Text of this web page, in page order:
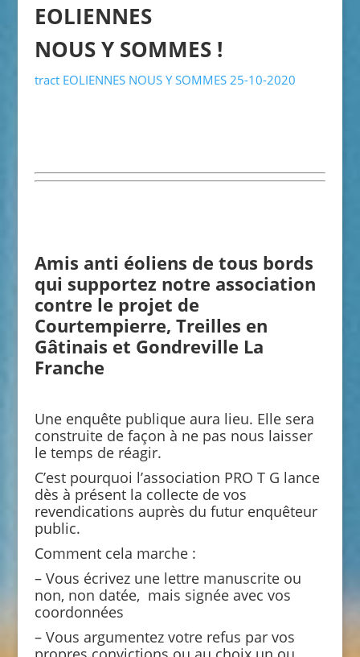
EOLIENNES
NOUS Y SOMMES !
tract EOLIENNES NOUS Y SOMMES 25-10-2020
Amis anti éoliens de tous bords
qui supportez notre association
contre le projet de
Courtempierre, Treilles en
Gâtinais et Gondreville La
Franche
Une enquête publique aura lieu. Elle sera
construite de façon à ne pas nous laisser
le temps de réagir.
C’est pourquoi l’association PRO T G lance
dès à présent la collecte de vos
revendications auprès du futur enquêteur
public.
Comment cela marche :
– Vous écrivez une lettre manuscrite ou
non, non datée, mais signée avec vos
coordonnées
– Vous argumentez votre refus par vos